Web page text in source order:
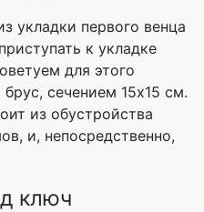
укладки первого венца
к укладке
для этого
сечением 15х15 см.
из обустройства
и, непосредственно,
ключ